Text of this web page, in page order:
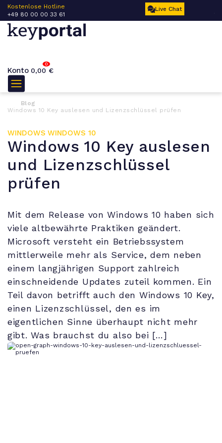
Kostenlose Hotline
+49 80 00 00 33 61
Live Chat
Konto
0
0,00 €
Blog
Windows 10 Key auslesen und Lizenzschlüssel prüfen
WINDOWS WINDOWS 10
Windows 10 Key auslesen
und Lizenzschlüssel
prüfen
Mit dem Release von Windows 10 haben sich
viele altbewährte Praktiken geändert.
Microsoft versteht ein Betriebssystem
mittlerweile mehr als Service, dem neben
einem langjährigen Support zahlreich
einschneidende Updates zuteil kommen. Ein
Teil davon betrifft auch den Windows 10 Key,
einen Lizenzschlüssel, den es im
eigentlichen Sinne überhaupt nicht mehr
gibt. Was brauchst du also bei […]